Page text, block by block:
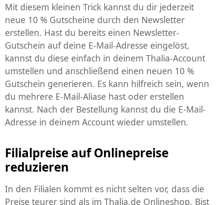
Mit diesem kleinen Trick kannst du dir jederzeit
neue 10 % Gutscheine durch den Newsletter
erstellen. Hast du bereits einen Newsletter-
Gutschein auf deine E-Mail-Adresse eingelöst,
kannst du diese einfach in deinem Thalia-Account
umstellen und anschließend einen neuen 10 %
Gutschein generieren. Es kann hilfreich sein, wenn
du mehrere E-Mail-Aliase hast oder erstellen
kannst. Nach der Bestellung kannst du die E-Mail-
Adresse in deinem Account wieder umstellen.
Filialpreise auf Onlinepreise
reduzieren
In den Filialen kommt es nicht selten vor, dass die
Preise teurer sind als im Thalia.de Onlineshop. Bist